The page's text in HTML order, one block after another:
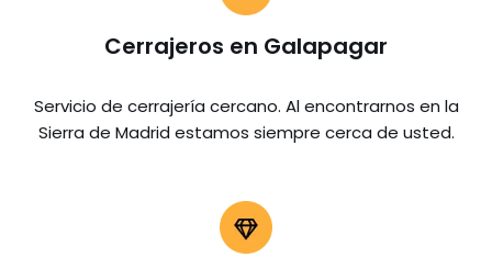
Cerrajeros en Galapagar
Servicio de cerrajería cercano. Al encontrarnos en la
Sierra de Madrid estamos siempre cerca de usted.